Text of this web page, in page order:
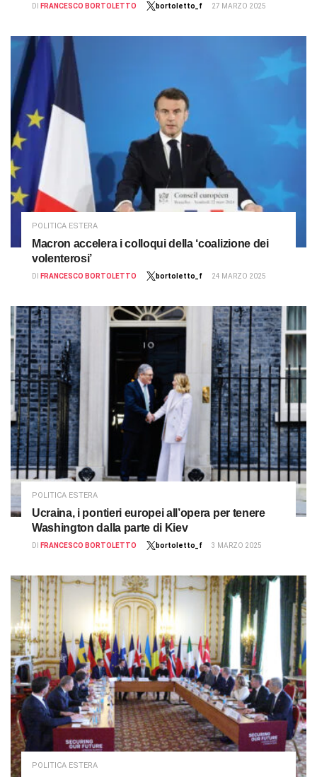
DI FRANCESCO BORTOLETTO bortoletto_f 27 MARZO 2025
POLITICA ESTERA
Macron accelera i colloqui della ‘coalizione dei
volenterosi’
DI FRANCESCO BORTOLETTO bortoletto_f 24 MARZO 2025
POLITICA ESTERA
Ucraina, i pontieri europei all’opera per tenere
Washington dalla parte di Kiev
DI FRANCESCO BORTOLETTO bortoletto_f 3 MARZO 2025
POLITICA ESTERA